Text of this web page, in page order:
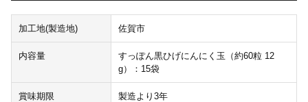
加工地(製造地) 佐賀市
内容量
すっぽん黒ひげにんにく玉（約60粒 12
g）：15袋
賞味期限 製造より3年